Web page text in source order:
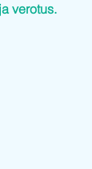
verotus.